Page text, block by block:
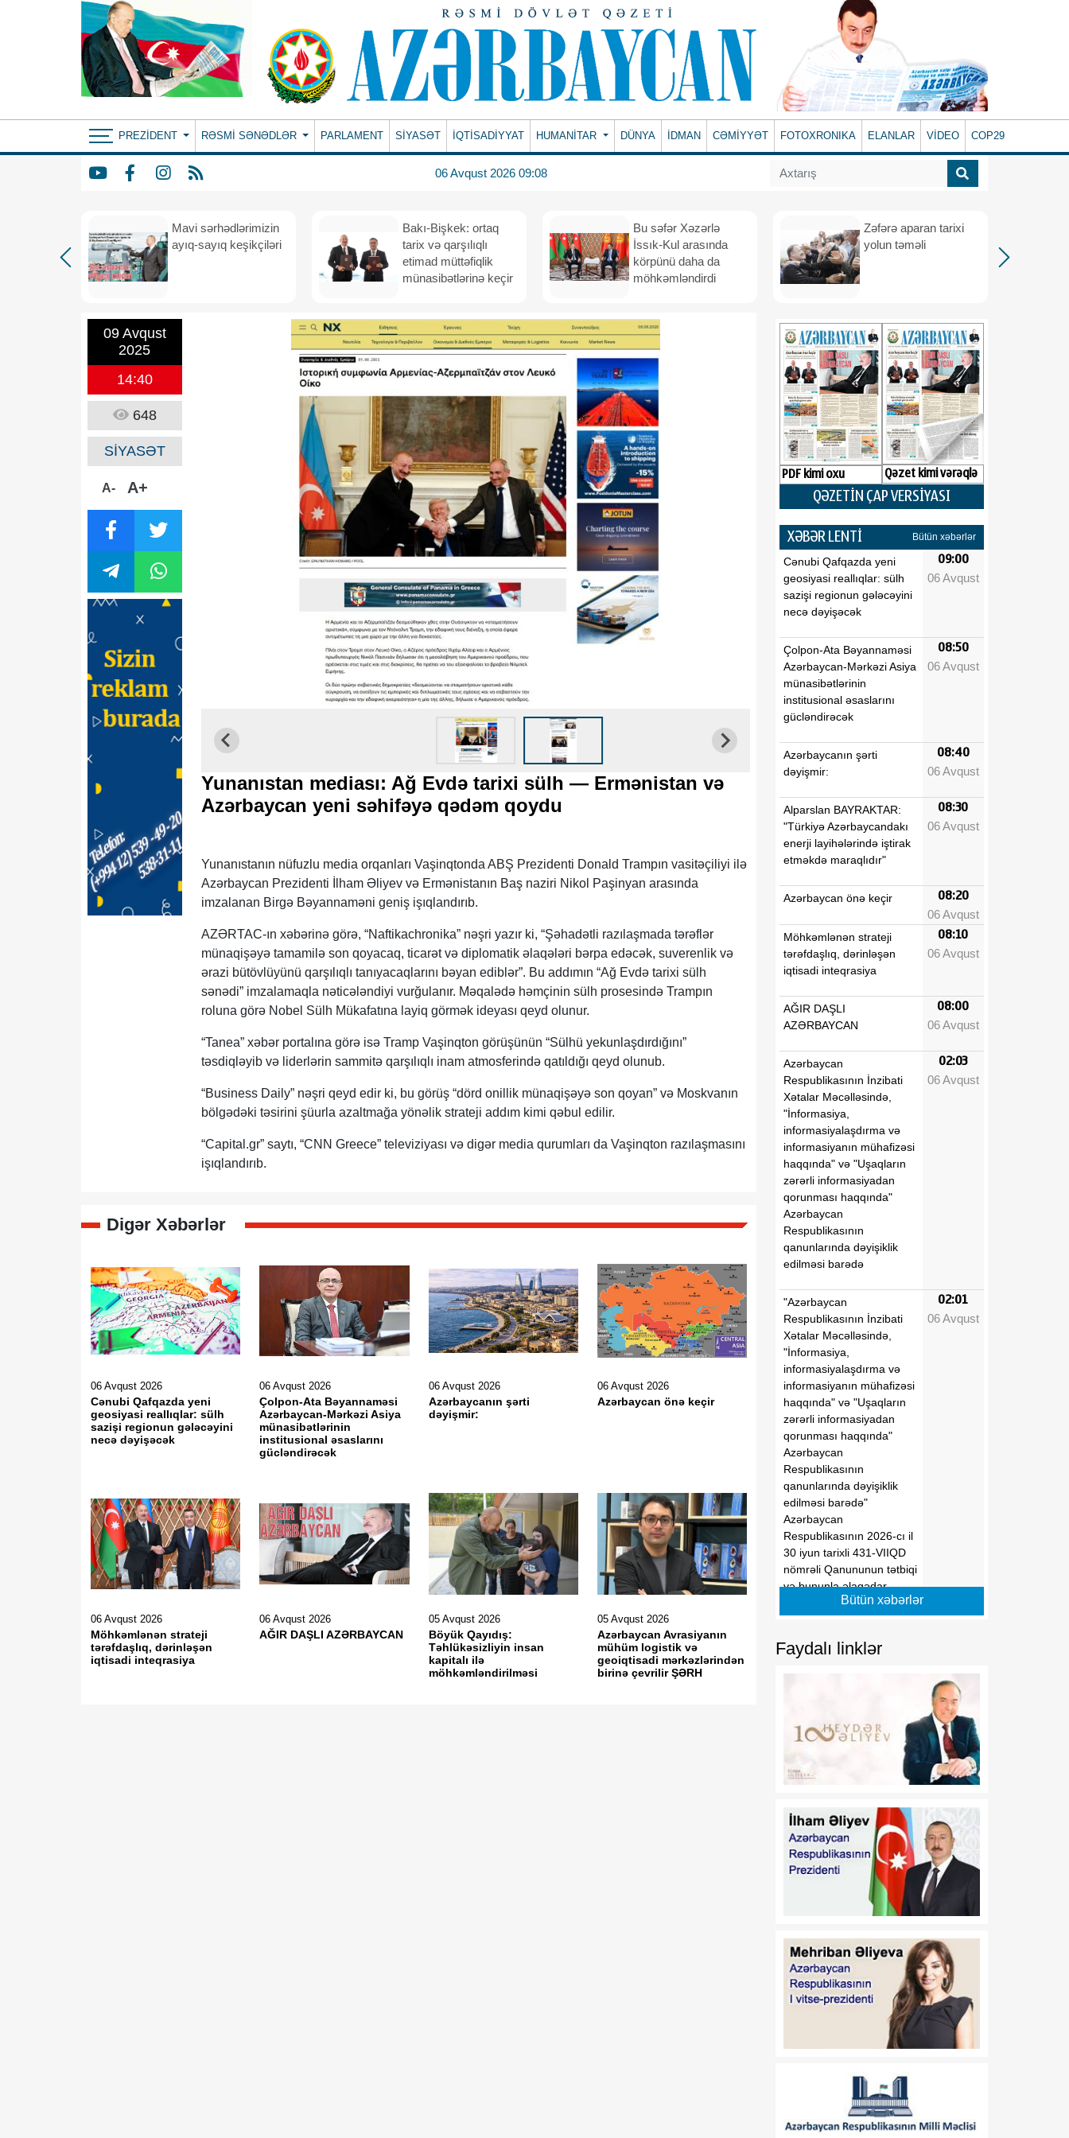
PREZIDENT RƏSMI SƏNƏDLƏR PARLAMENT SİYASƏT İQTİSADİYYAT HUMANITAR DÜNYA İDMAN CƏMİYYƏT FOTOXRONIKA ELANLAR VİDEO COP29
06 Avqust 2026 09:08
Mavi sərhədlərimizin
ayıq-sayıq keşikçiləri
Bakı-Bişkek: ortaq
tarix və qarşılıqlı
etimad müttəfiqlik
münasibətlərinə keçir
Bu səfər Xəzərlə
İssık-Kul arasında
körpünü daha da
möhkəmləndirdi
Zəfərə aparan tarixi
yolun təməli
09 Avqust
2025
14:40
648
SİYASƏT
A- A+
Yunanıstan mediası: Ağ Evdə tarixi sülh — Ermənistan və
Azərbaycan yeni səhifəyə qədəm qoydu
Yunanıstanın nüfuzlu media orqanları Vaşinqtonda ABŞ Prezidenti Donald Trampın vasitəçiliyi ilə
Azərbaycan Prezidenti İlham Əliyev və Ermənistanın Baş naziri Nikol Paşinyan arasında
imzalanan Birgə Bəyannaməni geniş işıqlandırıb.
AZƏRTAC-ın xəbərinə görə, “Naftikachronika” nəşri yazır ki, “Şəhadətli razılaşmada tərəflər
münaqişəyə tamamilə son qoyacaq, ticarət və diplomatik əlaqələri bərpa edəcək, suverenlik və
ərazi bütövlüyünü qarşılıqlı tanıyacaqlarını bəyan ediblər”. Bu addımın “Ağ Evdə tarixi sülh
sənədi” imzalamaqla nəticələndiyi vurğulanır. Məqalədə həmçinin sülh prosesində Trampın
roluna görə Nobel Sülh Mükafatına layiq görmək ideyası qeyd olunur.
“Tanea” xəbər portalına görə isə Tramp Vaşinqton görüşünün “Sülhü yekunlaşdırdığını”
təsdiqləyib və liderlərin sammitə qarşılıqlı inam atmosferində qatıldığı qeyd olunub.
“Business Daily” nəşri qeyd edir ki, bu görüş “dörd onillik münaqişəyə son qoyan” və Moskvanın
bölgədəki təsirini şüurla azaltmağa yönəlik strateji addım kimi qəbul edilir.
“Capital.gr” saytı, “CNN Greece” televiziyası və digər media qurumları da Vaşinqton razılaşmasını
işıqlandırıb.
Digər Xəbərlər
06 Avqust 2026
Cənubi Qafqazda yeni
geosiyasi reallıqlar: sülh
sazişi regionun gələcəyini
necə dəyişəcək
06 Avqust 2026
Çolpon-Ata Bəyannaməsi
Azərbaycan-Mərkəzi Asiya
münasibətlərinin
institusional əsaslarını
gücləndirəcək
06 Avqust 2026
Azərbaycanın şərti
dəyişmir:
06 Avqust 2026
Azərbaycan önə keçir
06 Avqust 2026
Möhkəmlənən strateji
tərəfdaşlıq, dərinləşən
iqtisadi inteqrasiya
06 Avqust 2026
AĞIR DAŞLI AZƏRBAYCAN
05 Avqust 2026
Böyük Qayıdış:
Təhlükəsizliyin insan
kapitalı ilə
möhkəmləndirilməsi
05 Avqust 2026
Azərbaycan Avrasiyanın
mühüm logistik və
geoiqtisadi mərkəzlərindən
birinə çevrilir ŞƏRH
PDF kimi oxu Qəzet kimi vərəqlə
QƏZETİN ÇAP VERSİYASI
XƏBƏR LENTİ Bütün xəbərlər
Cənubi Qafqazda yeni
geosiyasi reallıqlar: sülh
sazişi regionun gələcəyini
necə dəyişəcək
09:00
06 Avqust
Çolpon-Ata Bəyannaməsi
Azərbaycan-Mərkəzi Asiya
münasibətlərinin
institusional əsaslarını
gücləndirəcək
08:50
06 Avqust
Azərbaycanın şərti
dəyişmir:
08:40
06 Avqust
Alparslan BAYRAKTAR:
"Türkiyə Azərbaycandakı
enerji layihələrində iştirak
etməkdə maraqlıdır"
08:30
06 Avqust
Azərbaycan önə keçir 08:20
06 Avqust
Möhkəmlənən strateji
tərəfdaşlıq, dərinləşən
iqtisadi inteqrasiya
08:10
06 Avqust
AĞIR DAŞLI
AZƏRBAYCAN
08:00
06 Avqust
Azərbaycan
Respublikasının İnzibati
Xətalar Məcəlləsində,
"İnformasiya,
informasiyalaşdırma və
informasiyanın mühafizəsi
haqqında" və "Uşaqların
zərərli informasiyadan
qorunması haqqında"
Azərbaycan
Respublikasının
qanunlarında dəyişiklik
edilməsi barədə
02:03
06 Avqust
"Azərbaycan
Respublikasının İnzibati
Xətalar Məcəlləsində,
"İnformasiya,
informasiyalaşdırma və
informasiyanın mühafizəsi
haqqında" və "Uşaqların
zərərli informasiyadan
qorunması haqqında"
Azərbaycan
Respublikasının
qanunlarında dəyişiklik
edilməsi barədə"
Azərbaycan
Respublikasının 2026-cı il
30 iyun tarixli 431-VIIQD
nömrəli Qanununun tətbiqi
və bununla əlaqədar
Azərbaycan Respublikası
Prezidentinin bəzi
edilməsi haqqında
02:01
06 Avqust
əmlakının qorunub
saxlanılması və səmərəli
təkmilləşdirilməsi
tarixli 586 nömrəli və
"Azərbaycan Respublikası
İqtisadiyyat Nazirliyinin
fəaliyyətinin təmin edilməsi
və "Azərbaycan
İqtisadiyyat Nazirliyi
təsdiqi və "Azərbaycan
Respublikası İqtisadiyyat
Nazirliyinin fəaliyyətinin
təmin edilməsi və
"Azərbaycan Respublikası
İqtisadi İnkişaf Nazirliyinin
tədbirlər haqqında"
Azərbaycan Respublikası
Prezidentinin 2006-cı il 28
dekabr tarixli 504 nömrəli
01:59
06 Avqust
Bütün xəbərlər
Faydalı linklər